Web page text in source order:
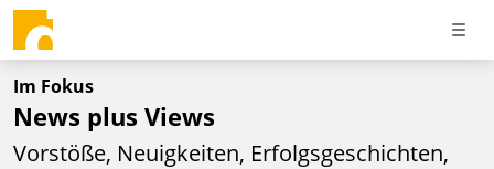
Im Fokus
News plus Views
Vorstöße, Neuigkeiten, Erfolgsgeschichten,